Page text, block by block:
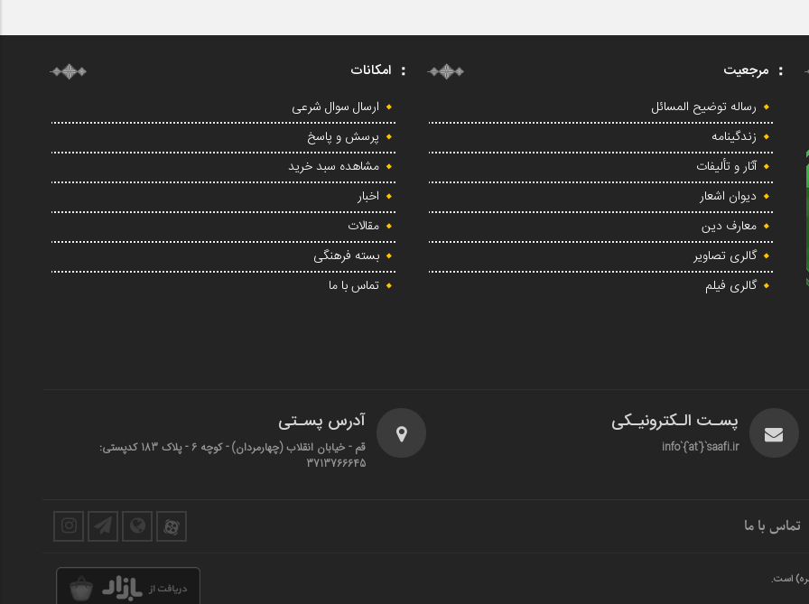
مرجعیت
رساله توضیح المسائل
زندگینامه
آثار و تألیفات
دیوان اشعار
معارف دین
گالری تصاویر
گالری فیلم
امکانات
ارسال سوال شرعی
پرسش و پاسخ
مشاهده سبد خرید
اخبار
مقالات
بسته فرهنگی
تماس با ما
پسـت الـکترونیـکی
info`{`at`}`saafi.ir
آدرس پسـتی
قم - خیابان انقلاب (چهارمردان)‌ - کوچه 6 - پلاک 183 کدپستی:
3713766645
تماس با ما
است.